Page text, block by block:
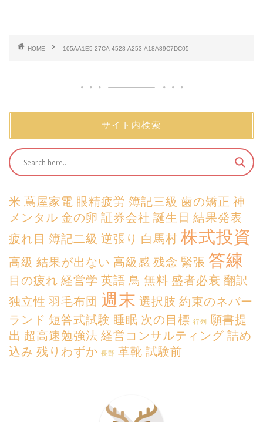
HOME 105AA1E5-27CA-4528-A253-A18A89C7DC05
サイト内検索
米 蔦屋家電 眼精疲労 簿記三級 歯の矯正 神
メンタル 金の卵 証券会社 誕生日 結果発表
疲れ目 簿記二級 逆張り 白馬村 株式投資
高級 結果が出ない 高級感 残念 緊張 答練
目の疲れ 経営学 英語 鳥 無料 盛者必衰 翻訳
独立性 羽毛布団 週末 選択肢 約束のネバー
ランド 短答式試験 睡眠 次の目標 行列
願書提
出 超高速勉強法 経営コンサルティング 詰め
込み 残りわずか 長野 革靴 試験前